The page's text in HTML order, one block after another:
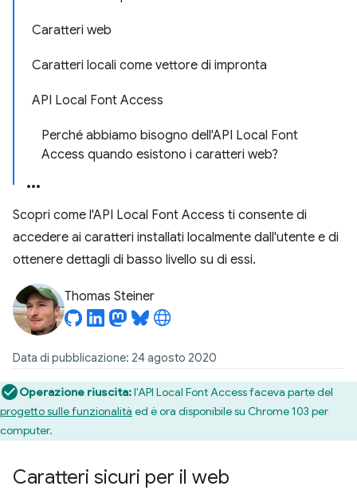
Caratteri web
Caratteri locali come vettore di impronta
API Local Font Access
Perché abbiamo bisogno dell'API Local Font
Access quando esistono i caratteri web?
Scopri come l'API Local Font Access ti consente di
accedere ai caratteri installati localmente dall'utente e di
ottenere dettagli di basso livello su di essi.
Thomas Steiner
Data di pubblicazione: 24 agosto 2020
Operazione riuscita:l'API Local Font Access faceva parte del
progetto sulle funzionalità ed è ora disponibile su Chrome 103 per
computer.
Caratteri sicuri per il web